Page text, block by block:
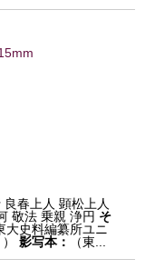
春上人 顕松上人
敬法 乗親 浄円 そ
大史料編纂所ユニ
影写本： （東...